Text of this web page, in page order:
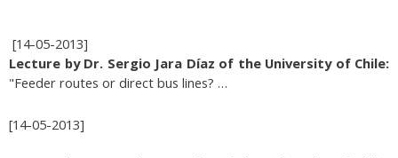
[14-05-2013]
Lecture by Dr. Sergio Jara Díaz of the University of Chile:
"Feeder routes or direct bus lines? …
[14-05-2013]